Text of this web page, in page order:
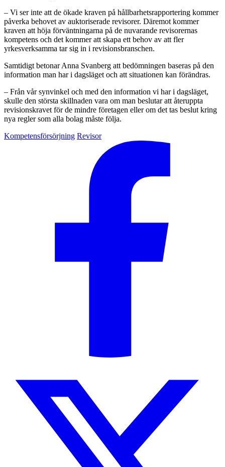
– Vi ser inte att de ökade kraven på hållbarhetsrapportering kommer
påverka behovet av auktoriserade revisorer. Däremot kommer
kraven att höja förväntningarna på de nuvarande revisorernas
kompetens och det kommer att skapa ett behov av att fler
yrkesverksamma tar sig in i revisionsbranschen.
Samtidigt betonar Anna Svanberg att bedömningen baseras på den
information man har i dagsläget och att situationen kan förändras.
– Från vår synvinkel och med den information vi har i dagsläget,
skulle den största skillnaden vara om man beslutar att återuppta
revisionskravet för de mindre företagen eller om det tas beslut kring
nya regler som alla bolag måste följa.
Kompetensförsörjning Revisor